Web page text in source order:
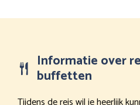
Informatie over
buffetten